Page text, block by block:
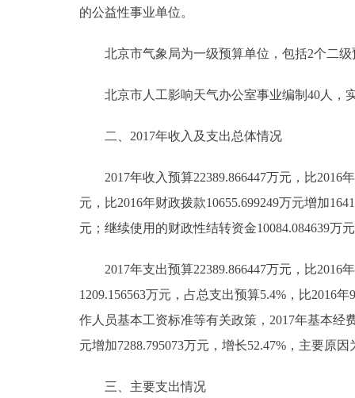
绿色北京
ESPAÑOL
的公益性事业单位。
北京市气象局为一级预算单位，包括2个二级
北京市人工影响天气办公室事业编制40人，实
二、2017年收入及支出总体情况
2017年收入预算22389.866447万元，比2016年
元，比2016年财政拨款10655.699249万元增加
元；继续使用的财政性结转资金10084.084639万
2017年支出预算22389.866447万元，比2016年
1209.156563万元，占总支出预算5.4%，比2016
作人员基本工资标准等有关政策，2017年基本经
元增加7288.795073万元，增长52.47%，主要原
三、主要支出情况